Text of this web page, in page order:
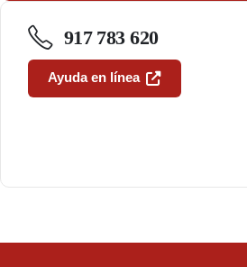
917 783 620
Ayuda en línea